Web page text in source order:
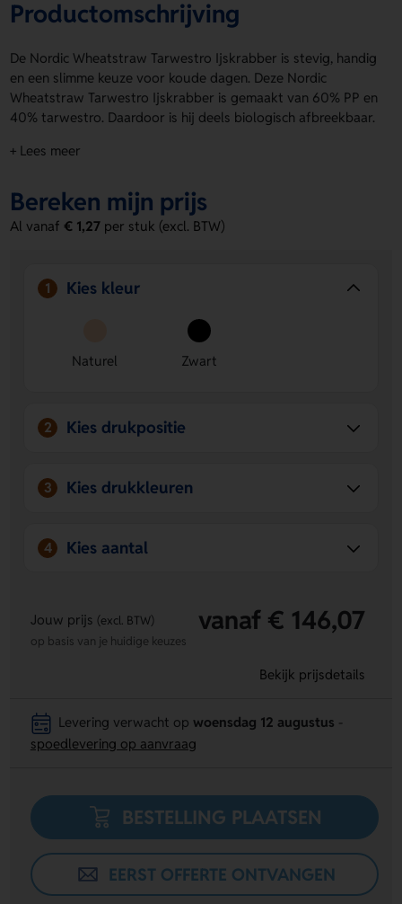
Productomschrijving
De Nordic Wheatstraw Tarwestro Ijskrabber is stevig, handig
en een slimme keuze voor koude dagen. Deze Nordic
Wheatstraw Tarwestro Ijskrabber is gemaakt van 60% PP en
40% tarwestro. Daardoor is hij deels biologisch afbreekbaar.
natuurlijke look. Laat hem bedrukken op de holder of top
een prijs op.
Voordelen van de Nordic Wheatstraw
Stevig en praktisch
- fijn in gebruik en gemaakt voor
dagelijks krabwerk.
Ecologisch verantwoorde keuze
en tarwestro is hij gedeeltelijk biologisch afbreekbaar.
Bedrukking mogelijk op meerdere posities
+ Lees meer
Bereken mijn prijs
Al vanaf€ 1,27 per stuk (excl. BTW)
1 Kies kleur
Naturel Zwart
2 Kies drukpositie
3 Kies drukkleuren
4 Kies aantal
Jouw prijs (excl. BTW) vanaf € 146,07
op basis van je huidige keuzes
Bekijk prijsdetails
Levering verwacht op woensdag 12 augustus
spoedlevering op aanvraag
BESTELLING PLAATSEN
EERST OFFERTE ONTVANGEN